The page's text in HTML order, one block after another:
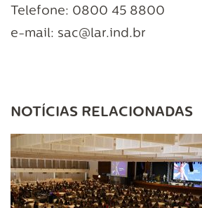
Telefone: 0800 45 8800
e-mail: sac@lar.ind.br
NOTÍCIAS RELACIONADAS